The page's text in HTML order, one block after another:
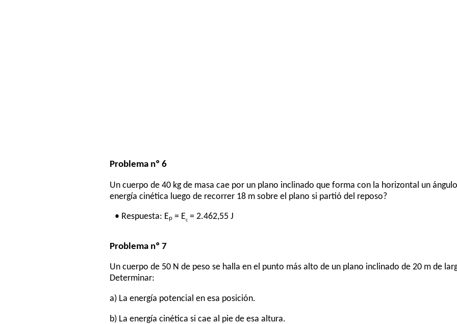
Problema nº 6
Un cuerpo de 40 kg de masa cae por un plano inclinado que forma con la horizontal un ángulo
energía cinética luego de recorrer 18 m sobre el plano si partió del reposo?
• Respuesta: Eₚ = Ec = 2.462,55 J
Problema nº 7
Un cuerpo de 50 N de peso se halla en el punto más alto de un plano inclinado de 20 m de
Determinar:
a) La energía potencial en esa posición.
b) La energía cinética si cae al pie de esa altura.